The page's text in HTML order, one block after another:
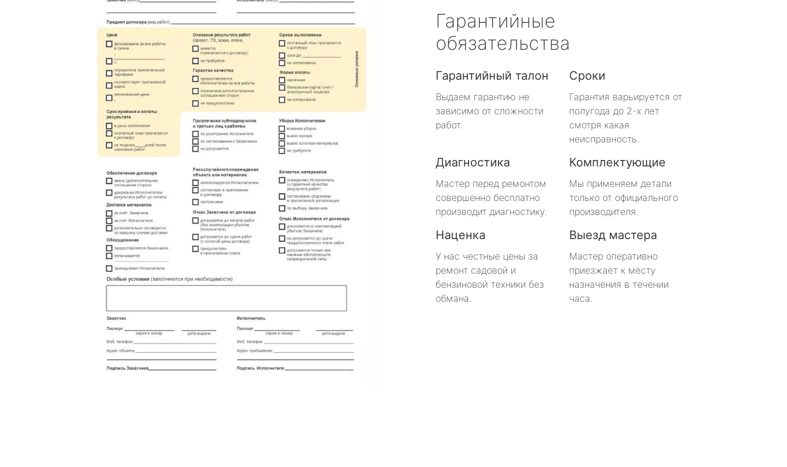
Гарантийные
обязательства
Гарантийный талон
Выдаем гарантию не
зависимо от сложности
работ.
Сроки
Гарантия варьируется от
полугода до 2-х лет
смотря какая
неисправность.
Диагностика
Мастер перед ремонтом
совершенно бесплатно
производит диагностику.
Комплектующие
Мы применяем детали
только от официального
производителя.
Наценка
У нас честные цены за
ремонт садовой и
бензиновой техники без
обмана.
Выезд мастера
Мастер оперативно
приезжает к месту
назначения в течении
часа.